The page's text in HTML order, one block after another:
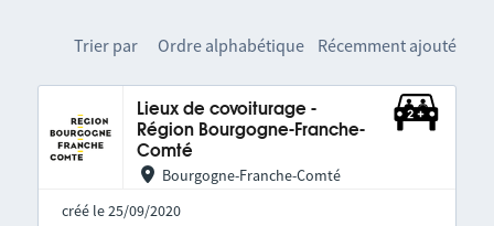
Trier par Ordre alphabétique Récemment ajouté
Lieux de covoiturage -
Région Bourgogne-Franche-
Comté
Bourgogne-Franche-Comté
créé le 25/09/2020